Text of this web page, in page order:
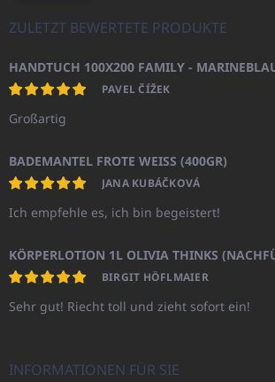
ZULETZT BEWERTETE PRODUKTE
HANDTUCH 100X200 FAMILY -
PAVEL ČÍŽEK
Großartig
BADEMANTEL FROTE WEISS (400GR)
JANA KUBÁČKOVÁ
Ich empfehle es, ich bin begeistert!
BIRGIT HÖFLMAIER
Sehr gut! Riecht toll und zieht sofort ein!
INFORMATIONEN FÜR SIE